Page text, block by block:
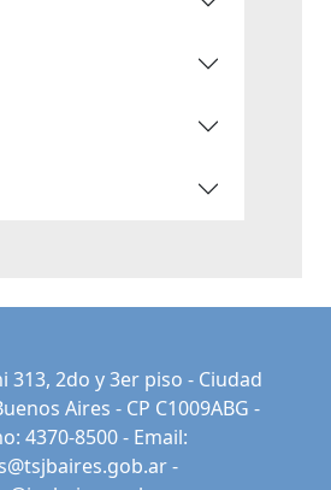
313, 2do y 3er piso - Ciudad
Aires - CP C1009ABG -
4370-8500 - Email:
-